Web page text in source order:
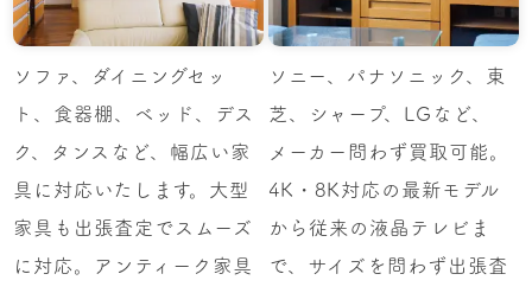
ソファ、ダイニングセッ
ト、食器棚、ベッド、デス
ク、タンスなど、幅広い家
具に対応いたします。大型
家具も出張査定でスムーズ
に対応。アンティーク家具
ソニー、パナソニック、東
芝、シャープ、LGなど、
メーカー問わず買取可能。
4K・8K対応の最新モデル
から従来の液晶テレビま
で、サイズを問わず出張査